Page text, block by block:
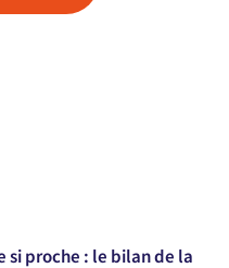
si proche : le bilan de la